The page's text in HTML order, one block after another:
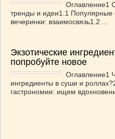
Оглавление1
тренды и идеи1.1 Популярные
вечеринки: взаимосвязь1.2 ...
Экзотические
попробуйте новое
Оглавление1
ингредиенты в суши и
гастрономии: ищем